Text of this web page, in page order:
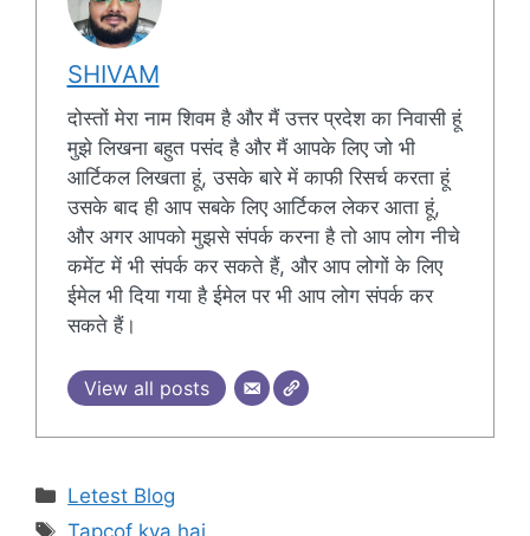
SHIVAM
दोस्तों मेरा नाम शिवम है और मैं उत्तर प्रदेश का निवासी हूं
मुझे लिखना बहुत पसंद है और मैं आपके लिए जो भी
आर्टिकल लिखता हूं, उसके बारे में काफी रिसर्च करता हूं
उसके बाद ही आप सबके लिए आर्टिकल लेकर आता हूं,
और अगर आपको मुझसे संपर्क करना है तो आप लोग नीचे
कमेंट में भी संपर्क कर सकते हैं, और आप लोगों के लिए
ईमेल भी दिया गया है ईमेल पर भी आप लोग संपर्क कर
सकते हैं।
View all posts
Categories
Letest Blog
Tags
Tapcof kya hai